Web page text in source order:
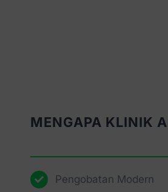
MENGAPA KLINIK
Pengobatan Modern